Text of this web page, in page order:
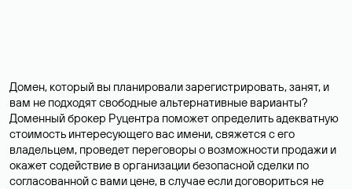
Домен, который вы планировали зарегистрировать, занят, и
вам не подходят свободные альтернативные варианты?
Доменный брокер Руцентра поможет определить адекватную
стоимость интересующего вас имени, свяжется с его
владельцем, проведет переговоры о возможности продажи и
окажет содействие в организации безопасной сделки по
согласованной с вами цене, в случае если договориться не